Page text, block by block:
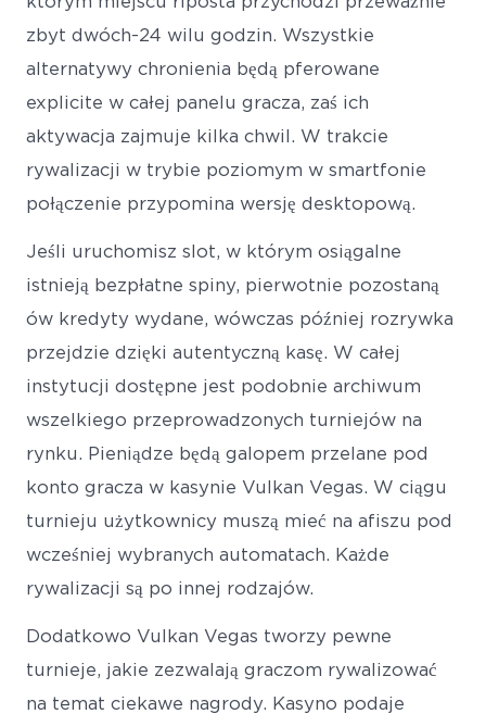
zbyt dwóch-24 wilu godzin. Wszystkie
alternatywy chronienia będą pferowane
explicite w całej panelu gracza, zaś ich
aktywacja zajmuje kilka chwil. W trakcie
rywalizacji w trybie poziomym w smartfonie
połączenie przypomina wersję desktopową.
Jeśli uruchomisz slot, w którym osiągalne
istnieją bezpłatne spiny, pierwotnie pozostaną
ów kredyty wydane, wówczas później rozrywka
przejdzie dzięki autentyczną kasę. W całej
instytucji dostępne jest podobnie archiwum
wszelkiego przeprowadzonych turniejów na
rynku. Pieniądze będą galopem przelane pod
konto gracza w kasynie Vulkan Vegas. W ciągu
turnieju użytkownicy muszą mieć na afiszu pod
wcześniej wybranych automatach. Każde
rywalizacji są po innej rodzajów.
Dodatkowo Vulkan Vegas tworzy pewne
turnieje, jakie zezwalają graczom rywalizować
na temat ciekawe nagrody. Kasyno podaje